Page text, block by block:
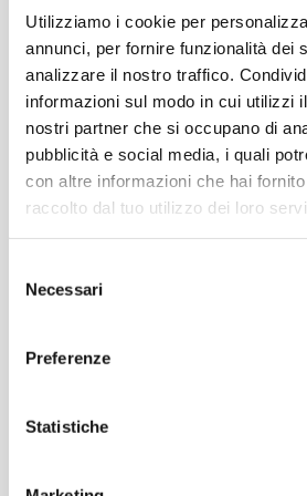
Utilizziamo i cookie per
annunci, per fornire funzionalità dei
analizzare il nostro traffico.
informazioni sul modo in cui utilizzi
nostri partner che si occupano di
pubblicità e social media, i quali
con altre informazioni che hai
raccolto dal tuo utilizzo dei loro
delNecessari
Preferenze
Statistiche
12 FEBBRAIO 2025
MILANO (MI)
LABORATORIO BENI
Assegnazione dei beni